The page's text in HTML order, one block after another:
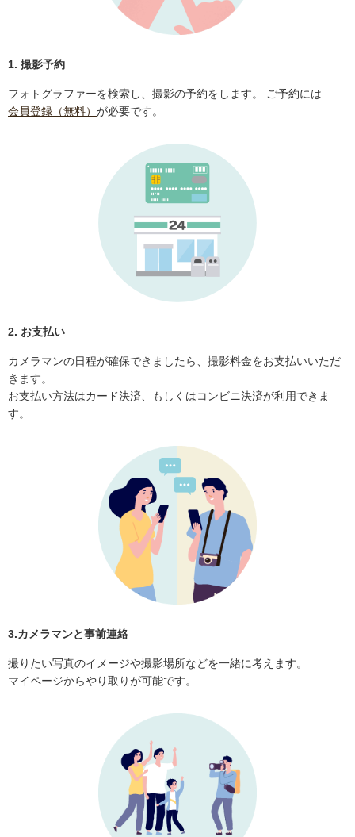
1. 撮影予約
フォトグラファーを検索し、撮影の予約をします。 ご予約には
会員登録（無料） が必要です。
2. お支払い
カメラマンの日程が確保できましたら、撮影料金をお支払いいただ
きます。
お支払い方法はカード決済、もしくはコンビニ決済が利用できま
す。
3.カメラマンと事前連絡
撮りたい写真のイメージや撮影場所などを一緒に考えます。
マイページからやり取りが可能です。